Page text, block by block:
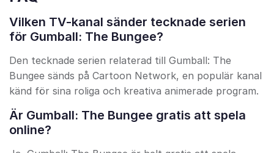
Vilken TV-kanal sänder tecknade serien
för Gumball: The Bungee?
Den tecknade serien relaterad till Gumball: The
Bungee sänds på Cartoon Network, en populär kanal
känd för sina roliga och kreativa animerade program.
Är Gumball: The Bungee gratis att spela
online?